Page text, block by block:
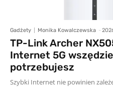
Gadżety Monika Kowalczewska -
TP-Link Archer
Internet 5G
potrzebujesz
Szybki Internet nie powinien